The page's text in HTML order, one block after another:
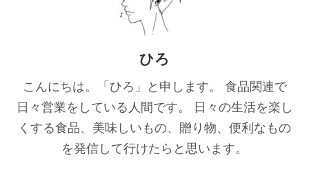
ひろ
こんにちは。「ひろ」と申します。 食品関連で
日々営業をしている人間です。 日々の生活を楽し
くする食品、美味しいもの、贈り物、便利なもの
を発信して行けたらと思います。